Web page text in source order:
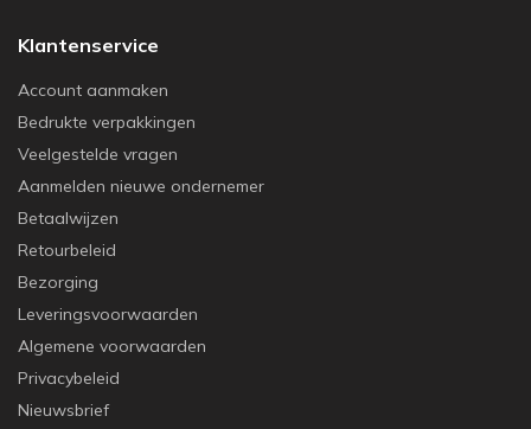
Klantenservice
Account aanmaken
Bedrukte verpakkingen
Veelgestelde vragen
Aanmelden nieuwe ondernemer
Betaalwijzen
Retourbeleid
Bezorging
Leveringsvoorwaarden
Algemene voorwaarden
Privacybeleid
Nieuwsbrief